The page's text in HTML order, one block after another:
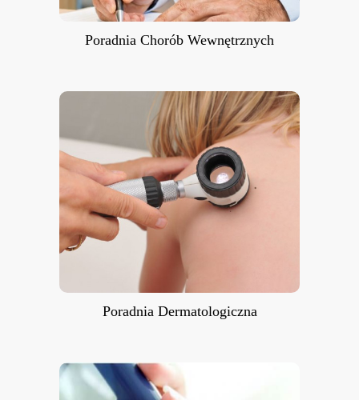
Poradnia Chorób Wewnętrznych
Poradnia Dermatologiczna
Poradnia Dermatologiczna